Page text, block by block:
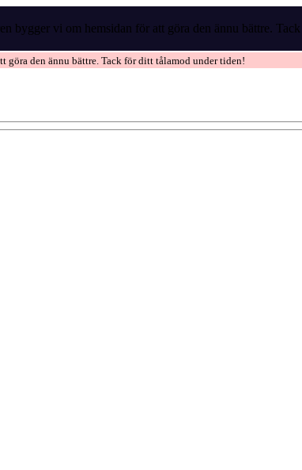
bygger vi om hemsidan för att göra den ännu bättre.
göra den ännu bättre. Tack för ditt tålamod under tiden!